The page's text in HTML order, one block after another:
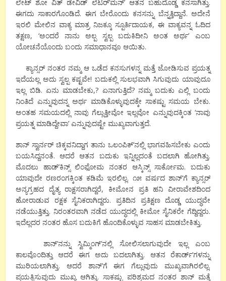
ಲೇಟ್ ಶೋ ವಿತ್ ಡೇವಿಡ್ ಲೆಟರ್’ಮನ್’ ಆತನ ಬಹುದೊಡ್ಡ ಕನಸಾಗಿತ್ತು.
ಈಗದು ಸಾಕಾರಗೊಂಡಿದೆ. ಈಗ ಬೇರೊಂದು ಕನಸನ್ನು ಬೆನ್ನತ್ತಿದ್ದಾನೆ. ಅದೇನೆ
ಇರಲಿ ಮೇಲಿನ ವಾಕ್ಯ ಮಾತ್ರ ನಿಜಕ್ಕೂ ಸ್ಪೂರ್ತಿದಾಯಕ, ಈ ವಾಕ್ಯವನ್ನ ಓದಿದ
ತಕ್ಷಣ, ‘ಅಂದರೆ ನಾನು ಅಲ್ಪ ಸ್ವಲ್ಪ ಬದುಕಿದೀನಿ ಅಂತ ಅರ್ಥ’ ಎಂಬ
ಯೋಚನೆಯೊಂದು ಬಂದು ಸಮಾಧಾನವೂ ಆಯಿತು.
ಕ್ಯಾನ್ಸರ್ ನಂತರ ನಮ್ಮ ಆ ಒಡೆದ ಕನಸುಗಳನ್ನ ಮತ್ತೆ ಜೋಡಿಸುವ ಪ್ರಯತ್ನ
ಇದೆಯಲ್ಲ ಅದು ಸ್ವಲ್ಪ ಕಷ್ಟವೇ! ಬದುಕಲ್ಲಿ ಸುಲಭವಾಗಿ ಸಿಗುವುದು ಯಾವುದೂ
ಇಲ್ಲ ಬಿಡಿ. ಏನು ಮಾಡಬೇಕು,? ಏನಾಗುತ್ತಿದೆ? ನಮ್ಮ ಬದುಕು ಎಲ್ಲಿ ಬಂದು
ನಿಂತಿದೆ ಎನ್ನುವುದನ್ನ ಅರ್ಥ ಮಾಡಿಕೊಳ್ಳುವುದಕ್ಕೇ ಸಾಕಷ್ಟು ಸಮಯ ಬೇಕು.
ಅಂತಹ ಸಮಯದಲ್ಲಿ ನಾವು ಗೆಲ್ಲುತ್ತೀವೋ ಇಲ್ಲವೋ ಎನ್ನುವುದಕ್ಕಿಂತ ‘ನಾವು
ಪ್ರಯತ್ನ ಮಾಡಿದ್ದೇವಾ’ ಎನ್ನುವುದಷ್ಟೇ ಮುಖ್ಯವಾಗುತ್ತದೆ.
ಶಾನ್ ಸ್ವಾರ್ನರ್ ಚಿಕ್ಕವನಿದ್ದಾಗ ತಾನು ಒಲಂಪಿಕ್’ನಲ್ಲಿ ಭಾಗವಹಿಸಬೇಕು ಎಂದು
ಬಯಸಿದ್ದನಂತೆ. ಆದರೆ ಆತನ ಬದುಕು ಇನ್ನಿಲ್ಲದಂತೆ ಬದಲಾಗಿ ಹೋಗಿತ್ತು.
ಮೊದಲು ಹಾಡ್’ಕಿನ್ಸ್ ಲಿಂಫೋಮ ನಂತರ ಆಸ್ಕಿನ್ಸ್ ಸಾರ್ಕೋಮ. ಬದುಕು
ಯಾವುದೇ ರಣರಂಗಕ್ಕಿಂತ ಕಡಿಮೆ ಇರಲಿಲ್ಲ. ೧೫ ವರ್ಷದ ಶಾನ್’ಗೆ ಕ್ಯಾನ್ಸರ್
ಅನ್ಯಗ್ರಹದ ದೈತ್ಯ ರಾಕ್ಷಸರಾಗಿದ್ದರೆ, ಕೀಮೋನ ಪ್ರತಿ ಹನಿ ವೀರಾವೇಶದಿಂದ
ಹೋರಾಡುವ ರಕ್ಷಕ ಸೈನಿಕರಾಗಿದ್ದರು. ಪ್ರತಿದಿನ ಪ್ರತಿಕ್ಷಣ ದೊಡ್ಡ ಯುದ್ಧವೇ
ನಡೆಯುತ್ತಿತ್ತು. ನಿರಂತರವಾಗಿ ನಡೆದ ಯುದ್ಧದಲ್ಲಿ ಕೀಮೋ ಸೈನಿಕರೇ ಗೆದ್ದಿದ್ದರು.
ಇದೆಲ್ಲದರ ನಂತರ ಹೊಸ ಬದುಕಿಗೆ ಹೊಂದಿಕೊಳ್ಳುವ ಸಾಹಸ ಮಾಡಬೇಕಿತ್ತು.
ಶಾನ್’ನನ್ನು ಸ್ವಿಮ್ಮಿಂಗ್’ನಲ್ಲಿ ಸೋಲಿಸಲಾಗುವುದೇ ಇಲ್ಲ ಎಂಬ
ಕಾಲವೊಂದಿತ್ತು ಆದರೆ ಈಗ ಅದು ಬದಲಾಗಿತ್ತು. ಆತನ ರೆಕಾರ್ಡ್’ಗಳನ್ನು
ಮುರಿಯಲಾಗಿತ್ತು. ಆದರೆ ಶಾನ್’ಗೆ ಈಗ ಗೆಲ್ಲುವುದು ಮುಖ್ಯವಾಗಿರಲಿಲ್ಲ.
ಪ್ರಯತ್ನಿಸುವುದು ಮುಖ್ಯ ಆಗಿತ್ತು. ಸಾಕಷ್ಟು ಪರಿಶ್ರಮದ ನಂತರ ಶಾನ್ ಮತ್ತೆ